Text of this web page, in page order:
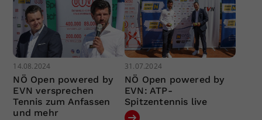
14.08.2024
NÖ Open powered by
EVN versprechen
Tennis zum Anfassen
und mehr
31.07.2024
NÖ Open powered by
EVN: ATP-
Spitzentennis live